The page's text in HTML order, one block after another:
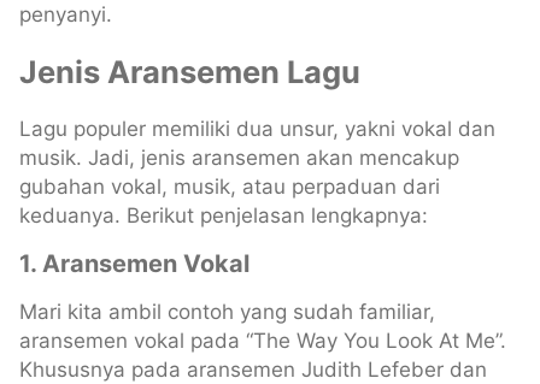
penyanyi.
Jenis Aransemen Lagu
Lagu populer memiliki dua unsur, yakni vokal dan
musik. Jadi, jenis aransemen akan mencakup
gubahan vokal, musik, atau perpaduan dari
keduanya. Berikut penjelasan lengkapnya:
1. Aransemen Vokal
Mari kita ambil contoh yang sudah familiar,
aransemen vokal pada “The Way You Look At Me”.
Khususnya pada aransemen Judith Lefeber dan